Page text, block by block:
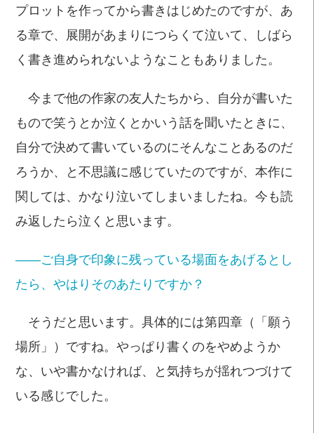
プロットを作ってから書きはじめたのですが、あ
る章で、展開があまりにつらくて泣いて、しばら
く書き進められないようなこともありました。
今まで他の作家の友人たちから、自分が書いた
もので笑うとか泣くとかいう話を聞いたときに、
自分で決めて書いているのにそんなことあるのだ
ろうか、と不思議に感じていたのですが、本作に
関しては、かなり泣いてしまいましたね。今も読
み返したら泣くと思います。
――ご自身で印象に残っている場面をあげるとし
たら、やはりそのあたりですか？
そうだと思います。具体的には第四章（「願う
場所」）ですね。やっぱり書くのをやめようか
な、いや書かなければ、と気持ちが揺れつづけて
いる感じでした。